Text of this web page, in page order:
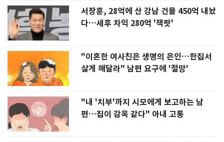
서장훈, 28억에 산 강남 건물 450억 내놨
다…세후 차익 280억 '잭팟'
"이혼한 여사친은 생명의 은인…한집서
살게 해달라" 남편 요구에 '절망'
"내 '치부'까지 시모에게 보고하는 남
편…집이 감옥 같다" 아내 고통